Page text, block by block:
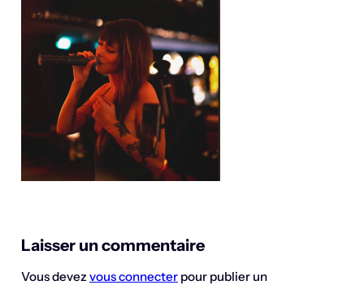
Laisser un commentaire
Vous devez vous connecterpour publier un